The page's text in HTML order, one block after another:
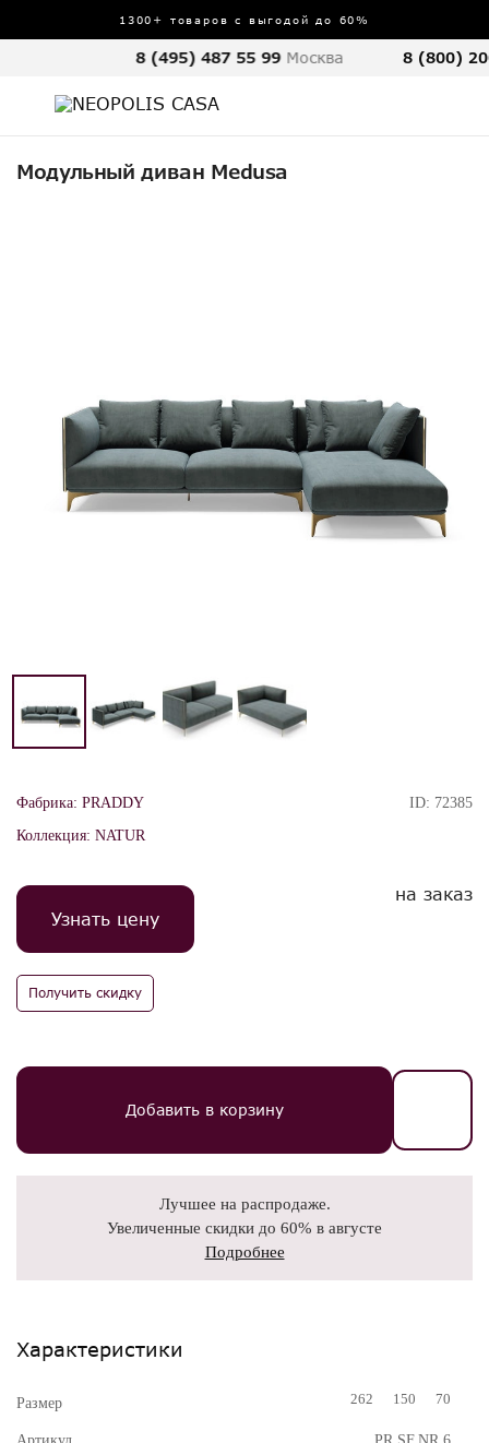
1300+ товаров с выгодой до 60%
8 (495) 487 55 99 Москва 8 (800)
Модульный диван Medusa
Фабрика: PRADDY
Коллекция: NATUR
ID: 72385
Узнать цену
Получить скидку
на заказ
Добавить в корзину
Лучшее на распродаже.
Увеличенные скидки до 60% в августе
Подробнее
Характеристики
Размер 262 150 70